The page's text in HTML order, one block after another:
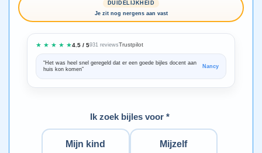
DUIDELIJKHEID
Je zit nog nergens aan vast
★ ★ ★ ★ ★4.5 / 5931 reviewsTrustpilot
“Het was heel snel geregeld dat er een goede bijles docent aan
huis kon komen”
Nancy
Ik zoek bijles voor *
Mijn kind Mijzelf